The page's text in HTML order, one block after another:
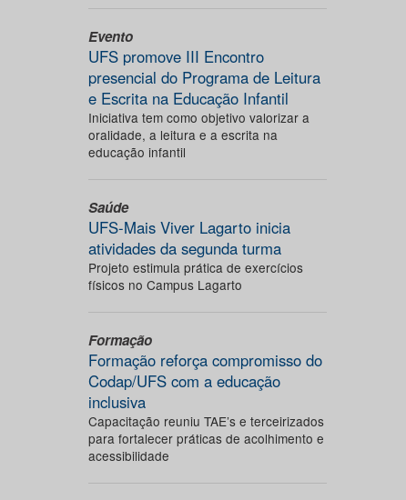
Evento
UFS promove III Encontro
presencial do Programa de Leitura
e Escrita na Educação Infantil
Iniciativa tem como objetivo valorizar a
oralidade, a leitura e a escrita na
educação infantil
Saúde
UFS-Mais Viver Lagarto inicia
atividades da segunda turma
Projeto estimula prática de exercícios
físicos no Campus Lagarto
Formação
Formação reforça compromisso do
Codap/UFS com a educação
inclusiva
Capacitação reuniu TAE’s e terceirizados
para fortalecer práticas de acolhimento e
acessibilidade